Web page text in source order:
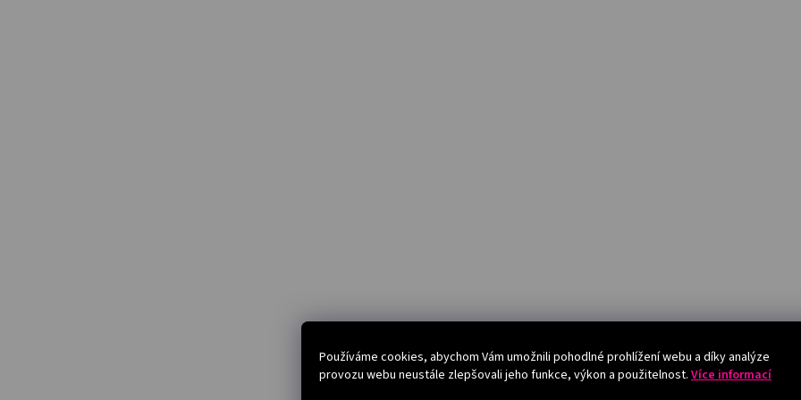
Používáme cookies, abychom Vám umožnili pohodlné prohlížení webu a díky analýze
provozu webu neustále zlepšovali jeho funkce, výkon a použitelnost. Více informací